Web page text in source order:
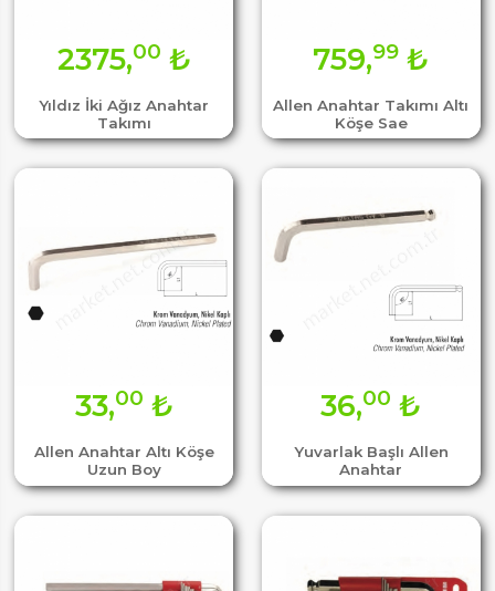
Yıldız İki Ağız Anahtar
Takımı
2375,00 ₺
Allen Anahtar Takımı Altı
Köşe Sae
759,99 ₺
Allen Anahtar Altı Köşe
Uzun Boy
33,00 ₺
Yuvarlak Başlı Allen
Anahtar
36,00 ₺